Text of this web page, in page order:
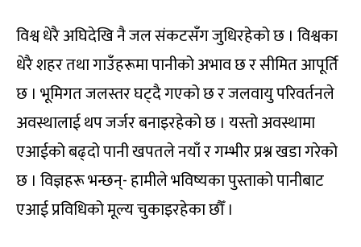
विश्व धेरै अघिदेखि नै जल संकटसँग जुधिरहेको छ । विश्वका
धेरै शहर तथा गाउँहरूमा पानीको अभाव छ र सीमित आपूर्ति
छ । भूमिगत जलस्तर घट्दै गएको छ र जलवायु परिवर्तनले
अवस्थालाई थप जर्जर बनाइरहेको छ । यस्तो अवस्थामा
एआईको बढ्दो पानी खपतले नयाँ र गम्भीर प्रश्न खडा गरेको
छ । विज्ञहरू भन्छन्- हामीले भविष्यका पुस्ताको पानीबाट
एआई प्रविधिको मूल्य चुकाइरहेका छौँ ।